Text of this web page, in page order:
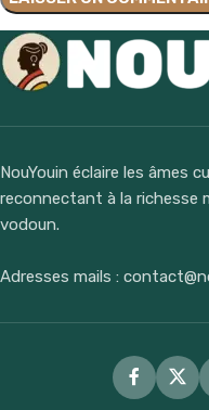
NouYouin éclaire les âmes
reconnectant à la richesse
vodoun.
Adresses mails :